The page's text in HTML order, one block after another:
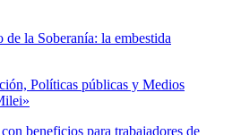
la Soberanía: la embestida
Políticas públicas y Medios
beneficios para trabajadores de